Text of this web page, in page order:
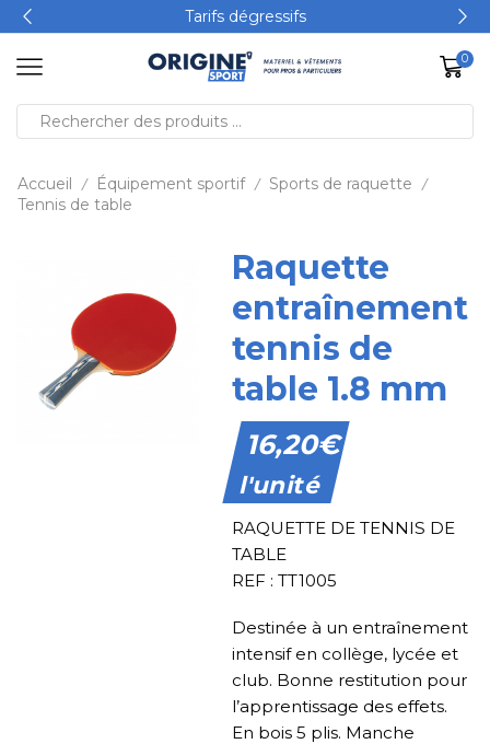
Tarifs dégressifs
0
Accueil / Équipement sportif / Sports de raquette /
Tennis de table
Raquette
entraînement
tennis de
table 1.8 mm
16,20€
l'unité
RAQUETTE DE TENNIS DE
TABLE
REF : TT1005
Destinée à un entraînement
intensif en collège, lycée et
club. Bonne restitution pour
l’apprentissage des effets.
En bois 5 plis. Manche